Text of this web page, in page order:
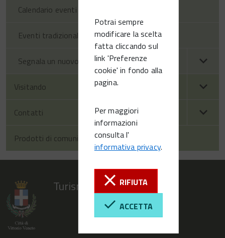
Potrai sempre
modificare la scelta
fatta cliccando sul
link 'Preferenze
cookie' in fondo alla
pagina.
Per maggiori
informazioni
consulta l'
informativa privacy.
RIFIUTA
ACCETTA
Calendario eventi Vittorio Veneto
Eventi tradizionali
Segnala un nuovo evento
Visitando
Contatti
Prodotti di comunicazione
Turismo Vittorio Veneto